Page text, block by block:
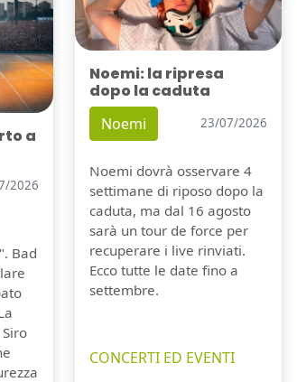
a
2026
Bad
Noemi: la ripresa
dopo la caduta
Noemi 23/07/2026
Noemi dovrà osservare 4
settimane di riposo dopo la
caduta, ma dal 16 agosto
sarà un tour de force per
recuperare i live rinviati.
Ecco tutte le date fino a
settembre.
CONCERTI ED EVENTI